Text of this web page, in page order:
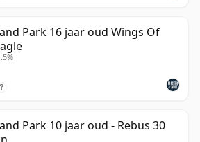
Park 16 jaar oud Wings Of
?
Park 10 jaar oud - Rebus 30